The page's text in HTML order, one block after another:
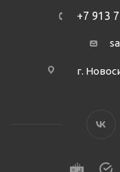
+7 913
г.